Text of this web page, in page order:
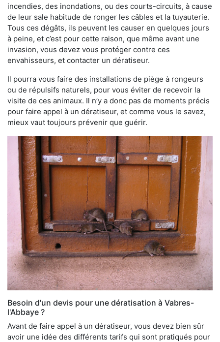
incendies, des inondations, ou des courts-circuits, à cause
de leur sale habitude de ronger les câbles et la tuyauterie.
Tous ces dégâts, ils peuvent les causer en quelques jours
à peine, et c’est pour cette raison, que même avant une
invasion, vous devez vous protéger contre ces
envahisseurs, et contacter un dératiseur.
Il pourra vous faire des installations de piège à rongeurs
ou de répulsifs naturels, pour vous éviter de recevoir la
visite de ces animaux. Il n’y a donc pas de moments précis
pour faire appel à un dératiseur, et comme vous le savez,
mieux vaut toujours prévenir que guérir.
Besoin d'un devis pour une dératisation à Vabres-
l'Abbaye ?
Avant de faire appel à un dératiseur, vous devez bien sûr
avoir une idée des différents tarifs qui sont pratiqués pour